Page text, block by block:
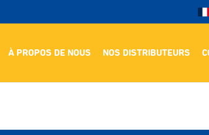
À PROPOS DE NOUS NOS DISTRIBUTEURS